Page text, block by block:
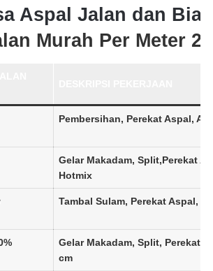
Aspal Jalan dan
Murah Per Meter 2
Pembersihan, Perekat Aspal,
Gelar Makadam, Split,Perekat
Hotmix
Tambal Sulam, Perekat Aspal,
Gelar Makadam, Split, Perekat
cm